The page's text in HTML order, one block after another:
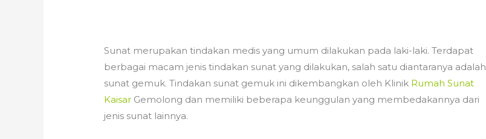
Sunat merupakan tindakan medis yang umum dilakukan pada laki-laki. Terdapat
berbagai macam jenis tindakan sunat yang dilakukan, salah satu diantaranya adalah
sunat gemuk. Tindakan sunat gemuk ini dikembangkan oleh Klinik Rumah Sunat
Kaisar Gemolong dan memiliki beberapa keunggulan yang membedakannya dari
jenis sunat lainnya.